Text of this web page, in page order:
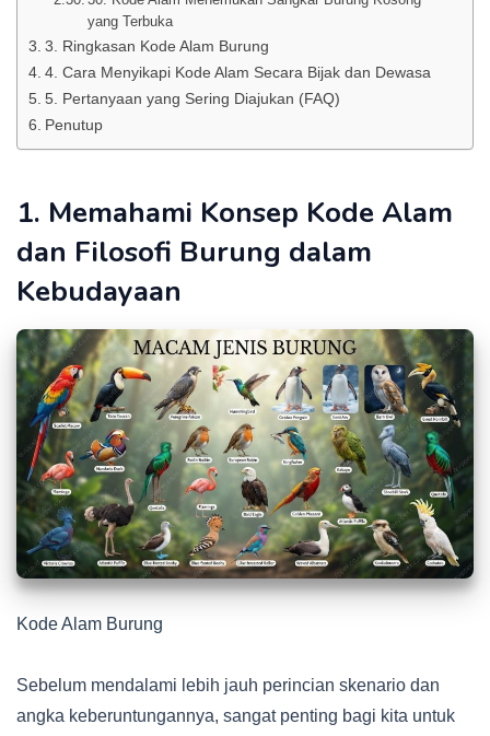
yang Terbuka
3. Ringkasan Kode Alam Burung
4. Cara Menyikapi Kode Alam Secara Bijak dan Dewasa
5. Pertanyaan yang Sering Diajukan (FAQ)
Penutup
1. Memahami Konsep Kode Alam
dan Filosofi Burung dalam
Kebudayaan
Kode Alam Burung
Sebelum mendalami lebih jauh perincian skenario dan
angka keberuntungannya, sangat penting bagi kita untuk